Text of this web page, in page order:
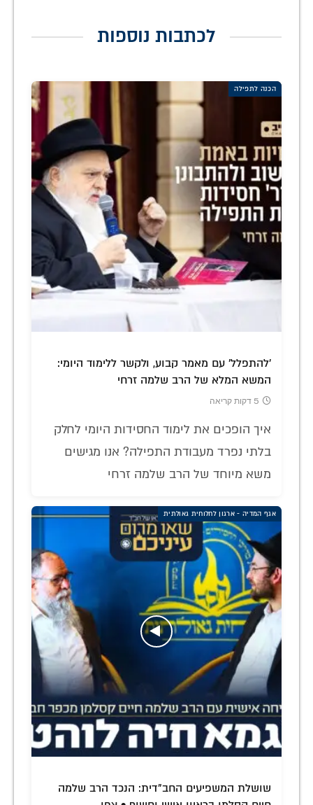
לכתבות נוספות
הכנה לתפילה
'להתפלל' עם מאמר קבוע, ולקשר ללימוד היומי:
המשא המלא של הרב שלמה זרחי
5 דקות קריאה
איך הופכים את לימוד החסידות היומי לחלק
בלתי נפרד מעבודת התפילה? אנו מגישים
משא מיוחד של הרב שלמה זרחי
אגף המדיה - ארגון לחלוחית גאולתית
שושלת המשפיעים החב"דית: הנכד הרב שלמה